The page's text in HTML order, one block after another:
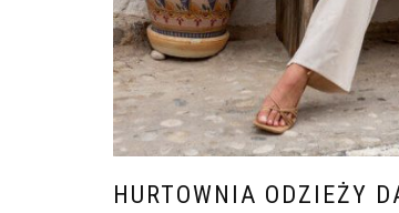
HURTOWNIA ODZIEŻY